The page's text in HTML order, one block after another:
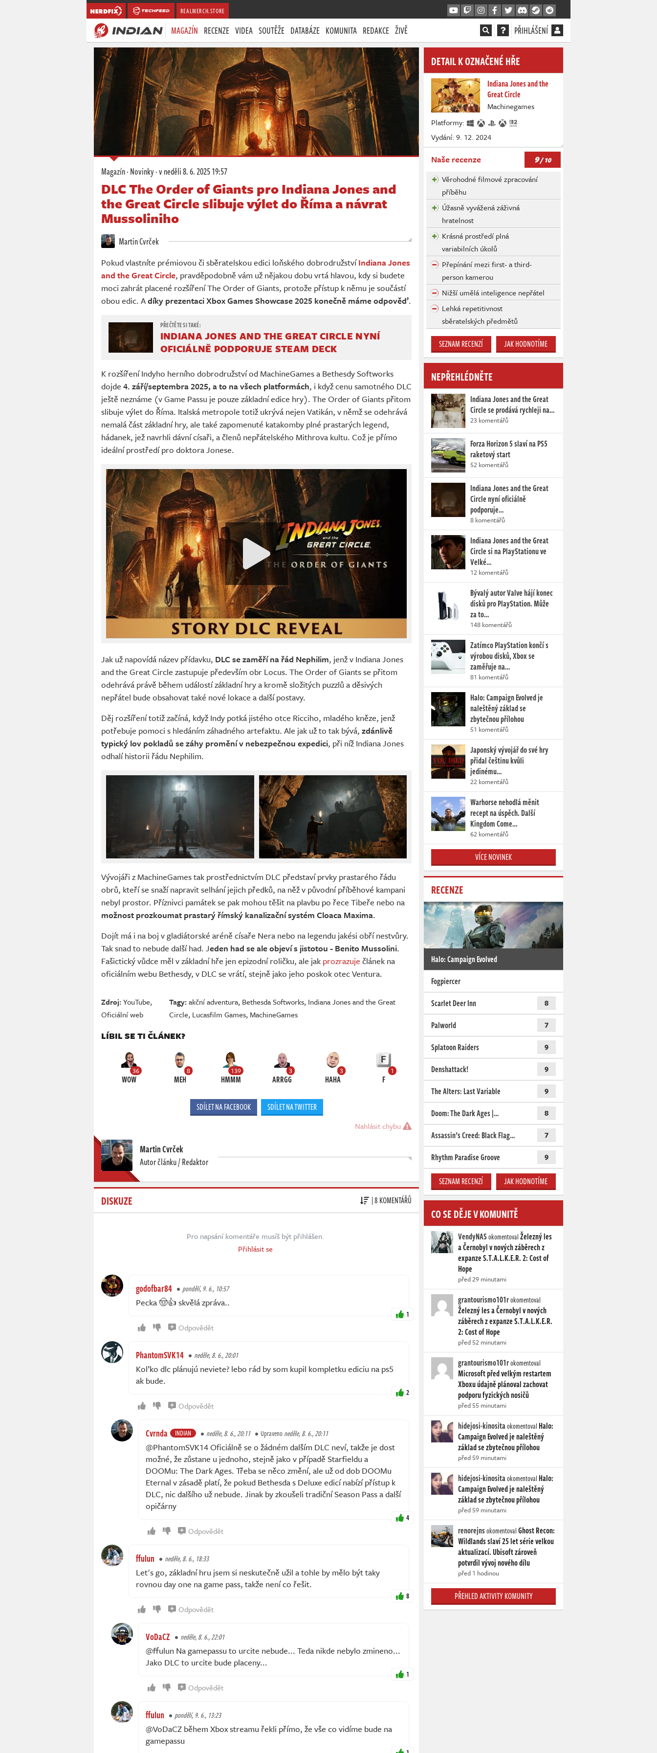
REALMERCH.STORE
MAGAZÍN RECENZE VIDEA SOUTĚŽE DATABÁZE KOMUNITA REDAKCE ŽIVĚ PŘIHLÁŠENÍ
Magazín·Novinky·v neděli8. 6. 2025 19:57
DLC The Order of Giants pro Indiana Jones and
the Great Circle slibuje výlet do Říma a návrat
Mussoliniho
Martin Cvrček
Pokud vlastníte prémiovou či sběratelskou edici loňského dobrodružstvíIndiana Jones
and the Great Circle, pravděpodobně vám už nějakou dobu vrtá hlavou, kdy si budete
moci zahrát placené rozšíření The Order of Giants, protože přístup k němu je součástí
obou edic. Adíky prezentaci Xbox Games Showcase 2025 konečně máme odpověď.
INDIANA JONES AND THE GREAT CIRCLE NYNÍ
OFICIÁLNĚ PODPORUJE STEAM DECK
K rozšíření Indyho herního dobrodružství od MachineGames a Bethesdy Softworks
dojde 4. září/septembra 2025, a to na všech platformách, i když cenu samotného DLC
ještě neznáme (v Game Passu je pouze základní edice hry). The Order of Giants přitom
slibuje výlet do Říma. Italská metropole totiž ukrývá nejen Vatikán, v němž se odehrává
nemalá část základní hry, ale také zapomenuté katakomby plné prastarých legend,
hádanek, jež navrhli dávní císaři, a členů nepřátelského Mithrova kultu. Což je přímo
ideální prostředí pro doktora Jonese.
Jak už napovídá název přídavku, DLC se zaměří na řád Nephilim, jenž v Indiana Jones
and the Great Circle zastupuje především obr Locus. The Order of Giants se přitom
odehrává právě během událostí základní hry a kromě složitých puzzlů a děsivých
nepřátel bude obsahovat také nové lokace a další postavy.
Děj rozšíření totiž začíná, když Indy potká jistého otce Ricciho, mladého kněze, jenž
potřebuje pomoci s hledáním záhadného artefaktu. Ale jak už to tak bývá, zdánlivě
typický lov pokladů se záhy promění v nebezpečnou expedici, při níž Indiana Jones
odhalí historii řádu Nephilim.
Vývojáři z MachineGames tak prostřednictvím DLC představí prvky prastarého řádu
obrů, kteří se snaží napravit selhání jejich předků, na něž v původní příběhové kampani
nebyl prostor. Příznivci památek se pak mohou těšit na plavbu po řece Tibeře nebo na
možnost prozkoumat prastarý římský kanalizační systém Cloaca Maxima.
Dojít má i na boj v gladiátorské aréně císaře Nera nebo na legendu jakési obří nestvůry.
Tak snad to nebude další had. Jeden had se ale objeví s jistotou - Benito Mussolini.
Fašictický vůdce měl v základní hře jen epizodní roličku, ale jak prozrazuje článek na
oficiálním webu Bethesdy, v DLC se vrátí, stejně jako jeho poskok otec Ventura.
Zdroj:YouTube,
Oficiální web
Tagy:akční adventura, Bethesda Softworks, Indiana Jones and the Great
Circle, Lucasfilm Games, MachineGames
LÍBIL SE TI ČLÁNEK?
36
WOW
8
MEH
139
HMMM
3
ARRGG
3
HAHA
1
F
SDÍLET NA FACEBOOK SDÍLET NA TWITTER
Nahlásit chybu
Martin Cvrček
Autor článku / Redaktor
DISKUZE | 8 KOMENTÁŘŮ
Pro napsání komentáře musíš být přihlášen.
Přihlásit se
godofbar84 pondělí, 9. 6., 10:57
Pecka 🤠👍 skvělá zpráva..
1
Odpovědět
PhantomSVK14 neděle, 8. 6., 20:01
Koľko dlc plánujú neviete? lebo rád by som kupil kompletku ediciu na ps5
ak bude.
2
Odpovědět
Cvrnda INDIAN neděle, 8. 6., 20:11 Upravenoneděle, 8. 6., 20:11
@PhantomSVK14 Oficiálně se o žádném dalším DLC neví, takže je dost
možné, že zůstane u jednoho, stejně jako v případě Starfieldu a
DOOMu: The Dark Ages. Třeba se něco změní, ale už od dob DOOMu
Eternal v zásadě platí, že pokud Bethesda s Deluxe edicí nabízí přístup k
DLC, nic dalšího už nebude. Jinak by zkoušeli tradiční Season Pass a další
opičárny
4
Odpovědět
ffulun neděle, 8. 6., 18:33
Let's go, základní hru jsem si neskutečně užil a tohle by mělo být taky
rovnou day one na game pass, takže není co řešit.
8
Odpovědět
VoDaCZ neděle, 8. 6., 22:01
@ffulun Na gamepassu to urcite nebude... Teda nikde nebylo zmineno...
Jako DLC to urcite bude placeny...
1
Odpovědět
ffulun pondělí, 9. 6., 13:23
@VoDaCZ během Xbox streamu řekli přímo, že vše co vidíme bude na
gamepassu
DETAIL K OZNAČENÉ HŘE
Indiana Jones and the
Great Circle
Machinegames
Platformy:
Vydání: 9. 12. 2024
Naše recenze 9/ 10
Věrohodné filmové zpracování
příběhu
Úžasně vyvážená záživná
hratelnost
Krásná prostředí plná
variabilních úkolů
Přepínání mezi first- a third-
person kamerou
Nižší umělá inteligence nepřátel
Lehká repetitivnost
sběratelských předmětů
SEZNAM RECENZÍ JAK HODNOTÍME
NEPŘEHLÉDNĚTE
Indiana Jones and the Great
Circle se prodává rychleji na…
23 komentářů
Forza Horizon 5 slaví na PS5
raketový start
52 komentářů
Indiana Jones and the Great
Circle nyní oficiálně
podporuje…
8 komentářů
Indiana Jones and the Great
Circle si na PlayStationu ve
Velké…
12 komentářů
Bývalý autor Valve hájí konec
disků pro PlayStation. Může
za to…
148 komentářů
Zatímco PlayStation končí s
výrobou disků, Xbox se
zaměřuje na…
81 komentářů
Halo: Campaign Evolved je
naleštěný základ se
zbytečnou přílohou
51 komentářů
Japonský vývojář do své hry
přidal češtinu kvůli
jedinému…
22 komentářů
Warhorse nehodlá měnit
recept na úspěch. Další
Kingdom Come…
62 komentářů
VÍCE NOVINEK
RECENZE
Halo: Campaign Evolved
Fogpiercer
Scarlet Deer Inn
8
Palworld 7
Splatoon Raiders 9
Denshattack! 9
The Alters: Last Variable 9
Doom: The Dark Ages |… 8
Assassin’s Creed: Black Flag… 7
Rhythm Paradise Groove 9
SEZNAM RECENZÍ JAK HODNOTÍME
CO SE DĚJE V KOMUNITĚ
VendyNASokomentovalŽelezný les
a Černobyl v nových záběrech z
expanze S.T.A.L.K.E.R. 2: Cost of
Hope
před 29 minutami
grantourismo101rokomentoval
Železný les a Černobyl v nových
záběrech z expanze S.T.A.L.K.E.R.
2: Cost of Hope
před 52 minutami
grantourismo101rokomentoval
Microsoft před velkým restartem
Xboxu údajně plánoval zachovat
podporu fyzických nosičů
před 55 minutami
hidejosi-kinositaokomentoval Halo:
Campaign Evolved je naleštěný
základ se zbytečnou přílohou
před 59 minutami
hidejosi-kinositaokomentoval Halo:
Campaign Evolved je naleštěný
základ se zbytečnou přílohou
před 59 minutami
renorejnsokomentovalGhost Recon:
Wildlands slaví 25 let série velkou
aktualizací. Ubisoft zároveň
potvrdil vývoj nového dílu
před 1 hodinou
PŘEHLED AKTIVITY KOMUNITY